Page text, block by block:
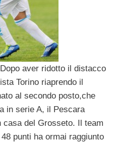
Dopo aver ridotto il distacco
Torino riaprendo il
al secondo posto,che
in serie A, il Pescara
casa del Grosseto. Il team
punti ha ormai raggiunto